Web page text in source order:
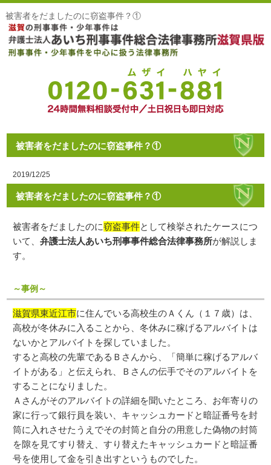
被害者をだましたのに窃盗事件？①
被害者をだましたのに窃盗事件？①
2019/12/25
被害者をだましたのに窃盗事件？①
被害者をだましたのに窃盗事件として検挙されたケースにつ
いて、弁護士法人あいち刑事事件総合法律事務所が解説しま
す。
～事例～
滋賀県東近江市に住んでいる高校生のＡくん（１７歳）は、
高校が冬休みに入ることから、冬休みに稼げるアルバイトは
ないかとアルバイトを探していました。
すると高校の先輩であるＢさんから、「簡単に稼げるアルバ
イトがある」と伝えられ、Ｂさんの伝手でそのアルバイトを
することになりました。
Ａさんがそのアルバイトの詳細を聞いたところ、お年寄りの
家に行って銀行員を装い、キャッシュカードと暗証番号を封
筒に入れさせたうえでその封筒と自分の用意した偽物の封筒
を隙を見てすり替え、すり替えたキャッシュカードと暗証番
号を使用して金を引き出すというものでした。